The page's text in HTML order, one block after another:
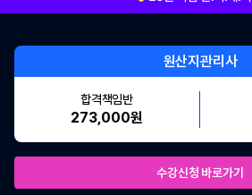
원산지관리사
합격책임반
273,000원
수강신청 바로가기